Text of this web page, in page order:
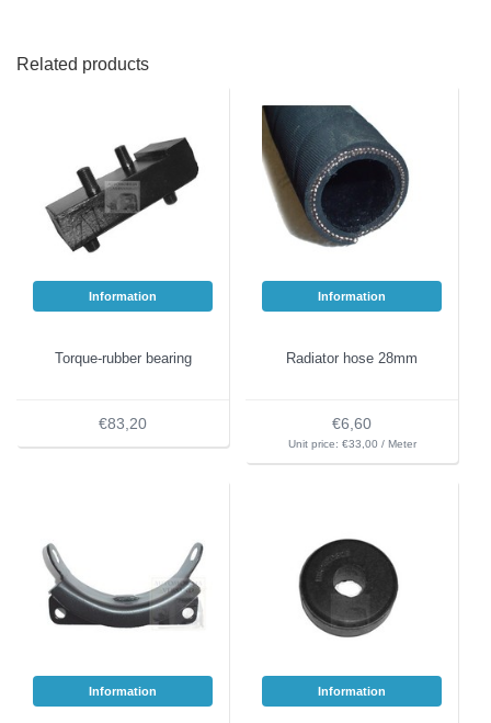
Related products
Information
Torque-rubber bearing
€83,20
Information
Radiator hose 28mm
€6,60
Unit price: €33,00 / Meter
Information Information